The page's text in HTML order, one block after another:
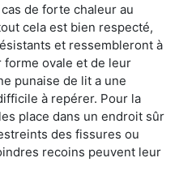
de forte chaleur au
cela est bien respecté,
et ressembleront à
forme ovale et de leur
punaise de lit a une
à repérer. Pour la
place dans un endroit sûr
des fissures ou
recoins peuvent leur